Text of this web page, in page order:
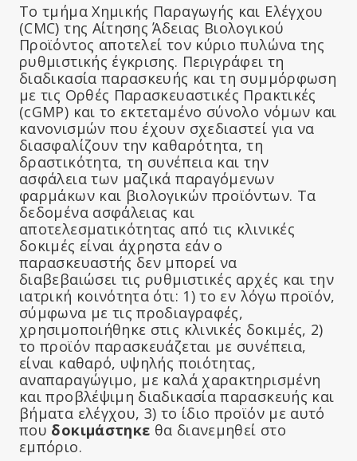
Το τμήμα Χημικής Παραγωγής και Ελέγχου
(CMC) της Αίτησης Άδειας Βιολογικού
Προϊόντος αποτελεί τον κύριο πυλώνα της
ρυθμιστικής έγκρισης. Περιγράφει τη
διαδικασία παρασκευής και τη συμμόρφωση
με τις Ορθές Παρασκευαστικές Πρακτικές
(cGMP) και το εκτεταμένο σύνολο νόμων και
κανονισμών που έχουν σχεδιαστεί για να
διασφαλίζουν την καθαρότητα, τη
δραστικότητα, τη συνέπεια και την
ασφάλεια των μαζικά παραγόμενων
φαρμάκων και βιολογικών προϊόντων. Τα
δεδομένα ασφάλειας και
αποτελεσματικότητας από τις κλινικές
δοκιμές είναι άχρηστα εάν ο
παρασκευαστής δεν μπορεί να
διαβεβαιώσει τις ρυθμιστικές αρχές και την
ιατρική κοινότητα ότι: 1) το εν λόγω προϊόν,
σύμφωνα με τις προδιαγραφές,
χρησιμοποιήθηκε στις κλινικές δοκιμές, 2)
το προϊόν παρασκευάζεται με συνέπεια,
είναι καθαρό, υψηλής ποιότητας,
αναπαραγώγιμο, με καλά χαρακτηρισμένη
και προβλέψιμη διαδικασία παρασκευής και
βήματα ελέγχου, 3) το ίδιο προϊόν με αυτό
που δοκιμάστηκε θα διανεμηθεί στο
εμπόριο.